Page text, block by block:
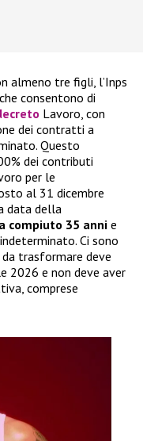
almeno tre figli, l’Inps
consentono di
Lavoro, con
dei contratti a
Questo
dei contributi
per le
al 31 dicembre
data della
compiuto 35 anni e
Ci sono
trasformare deve
2026 e non deve aver
comprese